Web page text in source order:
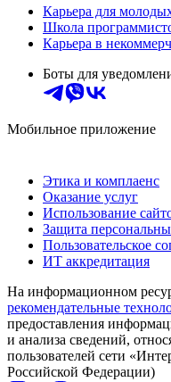
Карьера для
Школа
Карьера в
Боты для
Мобильное приложение
Этика и комплаенс
Оказание услуг
Использование
Защита
Пользовательское
ИТ аккредитация
На информационном
рекомендательные
предоставления
и анализа сведений,
пользователей сети
Российской Федерации)